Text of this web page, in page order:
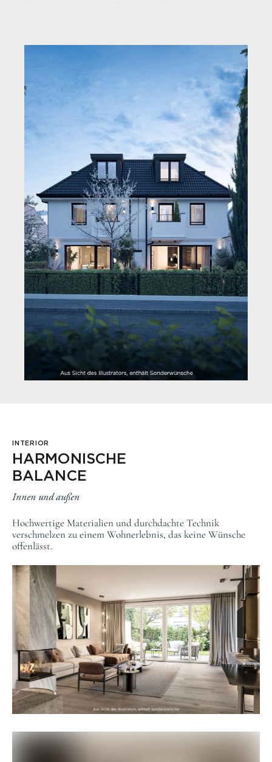
INTERIOR
HARMONISCHE
BALANCE
Innen und außen
Hochwertige Materialien und durchdachte Technik
verschmelzen zu einem Wohnerlebnis, das keine Wünsche
offenlässt.